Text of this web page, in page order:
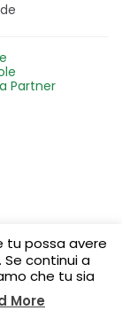
Partner
tu possa avere
continui a
che tu sia
More